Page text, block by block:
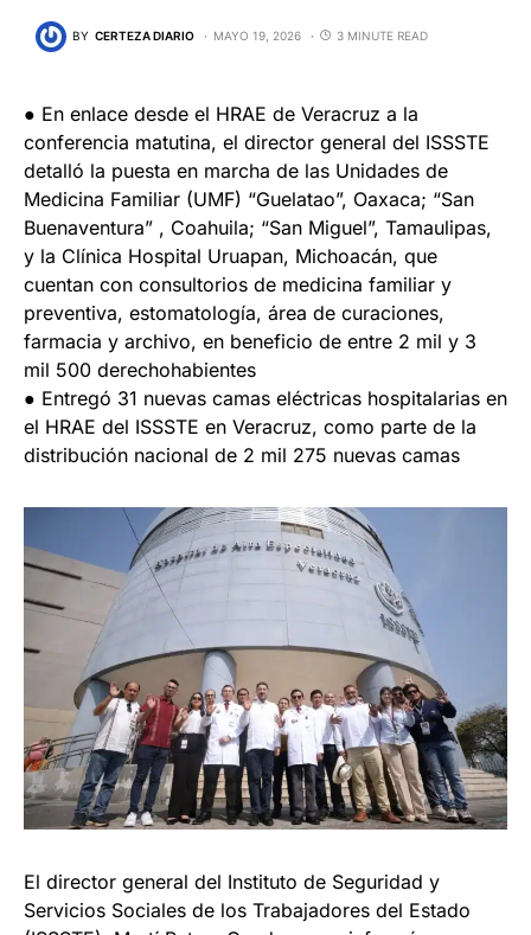
BY CERTEZA DIARIO MAYO 19, 2026 3 MINUTE READ
● En enlace desde el HRAE de Veracruz a la
conferencia matutina, el director general del ISSSTE
detalló la puesta en marcha de las Unidades de
Medicina Familiar (UMF) “Guelatao”, Oaxaca; “San
Buenaventura” , Coahuila; “San Miguel”, Tamaulipas,
y la Clínica Hospital Uruapan, Michoacán, que
cuentan con consultorios de medicina familiar y
preventiva, estomatología, área de curaciones,
farmacia y archivo, en beneficio de entre 2 mil y 3
mil 500 derechohabientes
● Entregó 31 nuevas camas eléctricas hospitalarias en
el HRAE del ISSSTE en Veracruz, como parte de la
distribución nacional de 2 mil 275 nuevas camas
El director general del Instituto de Seguridad y
Servicios Sociales de los Trabajadores del Estado